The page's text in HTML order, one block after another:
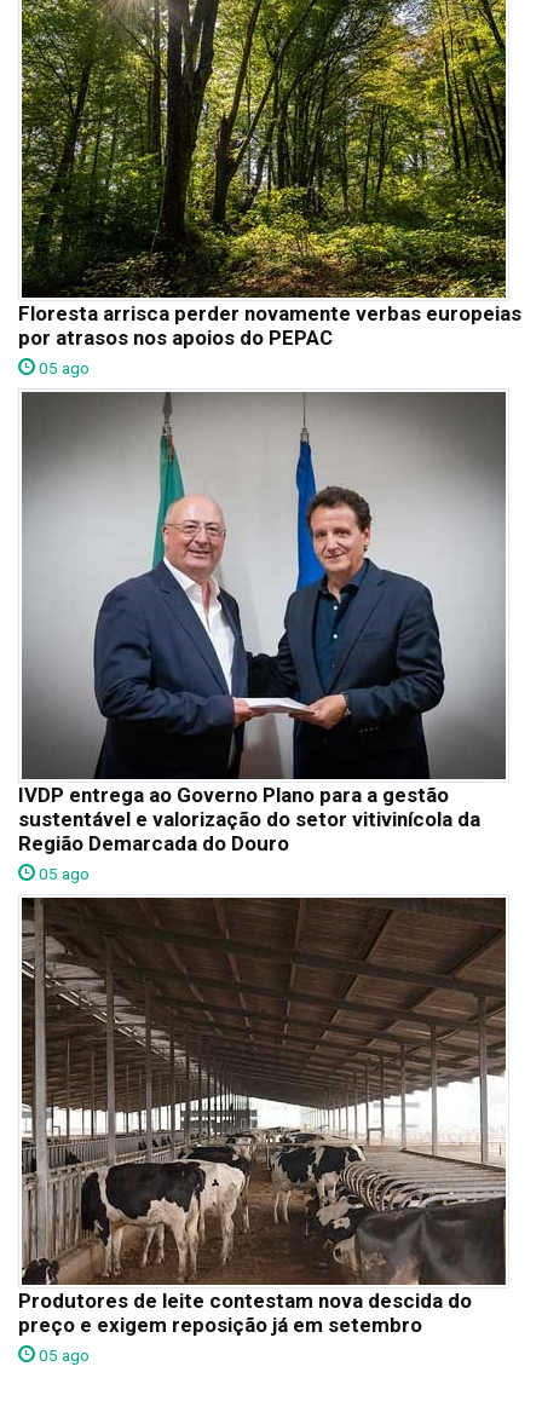
Floresta arrisca perder novamente verbas europeias
por atrasos nos apoios do PEPAC
05 ago
IVDP entrega ao Governo Plano para a gestão
sustentável e valorização do setor vitivinícola da
Região Demarcada do Douro
05 ago
Produtores de leite contestam nova descida do
preço e exigem reposição já em setembro
05 ago